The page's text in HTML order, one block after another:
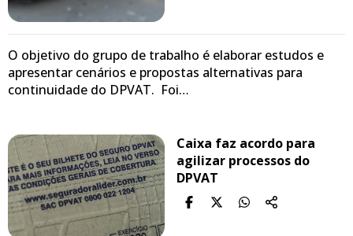
O objetivo do grupo de trabalho é elaborar estudos e
apresentar cenários e propostas alternativas para
continuidade do DPVAT. Foi…
Caixa faz acordo para
agilizar processos do
DPVAT